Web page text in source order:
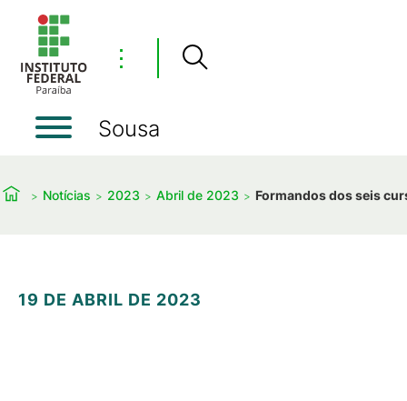
⋮
Sousa
Notícias 2023 Abril de 2023 Formandos dos seis
19 DE ABRIL DE 2023